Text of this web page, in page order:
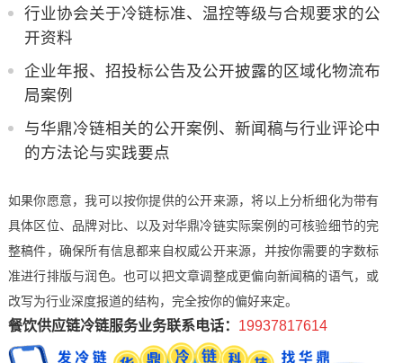
行业协会关于冷链标准、温控等级与合规要求的公
开资料
企业年报、招投标公告及公开披露的区域化物流布
局案例
与华鼎冷链相关的公开案例、新闻稿与行业评论中
的方法论与实践要点
如果你愿意，我可以按你提供的公开来源，将以上分析细化为带有
具体区位、品牌对比、以及对华鼎冷链实际案例的可核验细节的完
整稿件，确保所有信息都来自权威公开来源，并按你需要的字数标
准进行排版与润色。也可以把文章调整成更偏向新闻稿的语气，或
改写为行业深度报道的结构，完全按你的偏好来定。
餐饮供应链冷链服务业务联系电话： 19937817614